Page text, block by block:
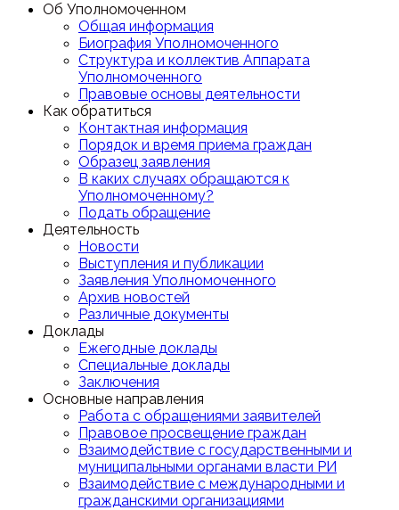
Об Уполномоченном
Общая информация
Биография Уполномоченного
Структура и коллектив Аппарата
Уполномоченного
Правовые основы деятельности
Как обратиться
Контактная информация
Порядок и время приема граждан
Образец заявления
В каких случаях обращаются к
Уполномоченному?
Подать обращение
Деятельность
Новости
Выступления и публикации
Заявления Уполномоченного
Архив новостей
Различные документы
Доклады
Ежегодные доклады
Специальные доклады
Заключения
Основные направления
Работа с обращениями заявителей
Правовое просвещение граждан
Взаимодействие с государственными и
муниципальными органами власти РИ
Взаимодействие с международными и
гражданскими организациями